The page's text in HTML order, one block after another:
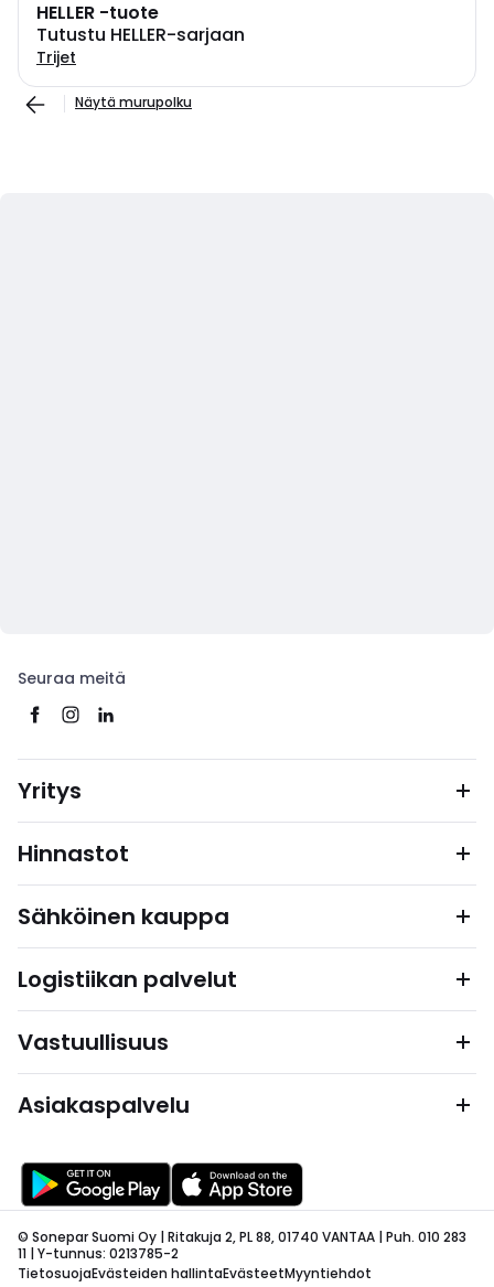
HELLER -tuote
Tutustu HELLER-sarjaan
Trijet
Näytä murupolku
Seuraa meitä
Yritys
Hinnastot
Sähköinen kauppa
Logistiikan palvelut
Vastuullisuus
Asiakaspalvelu
© Sonepar Suomi Oy | Ritakuja 2, PL 88, 01740 VANTAA | Puh. 010 283
11 | Y-tunnus: 0213785-2
TietosuojaEvästeiden hallintaEvästeetMyyntiehdot